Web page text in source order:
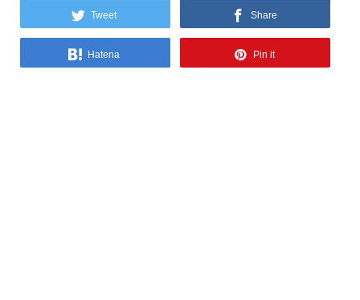
Tweet Share
Hatena Pin it